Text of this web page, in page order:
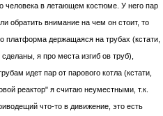
человека в летающем костюме. У него пар
обратить внимание на чем он стоит, то
платформа держащаяся на трубах (кстати,
я про места изгиб ов труб),
идет пар от парового котла (кстати,
реактор" я считаю неуместными, т.к.
что-то в дивижение, это есть